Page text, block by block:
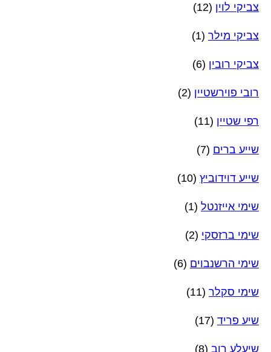
צביקי לוין (12)
צביקי מילר (1)
צביקי רובין (6)
רובי פוירשטיין (2)
רפי שטיין (11)
שייע ברים (7)
שייע דוידוביץ (10)
שימי אייזנטל (1)
שימי ברזסקי (2)
שימי הרשנבוים (6)
שימי סקלר (11)
שיע פריד (17)
שיעלע רוב (8)